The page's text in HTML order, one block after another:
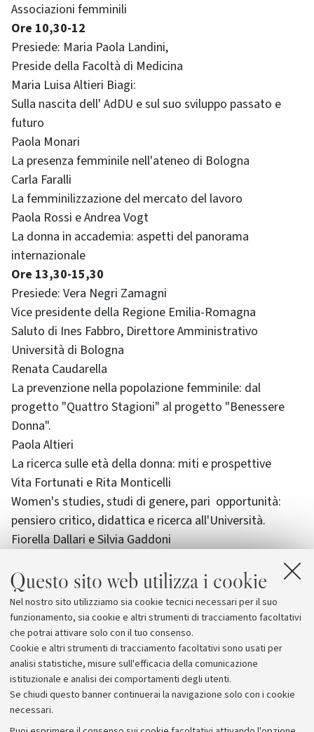
Questo sito web utilizza i cookie
Nel nostro sito utilizziamo sia cookie tecnici necessari per il suo
funzionamento, sia cookie e altri strumenti di tracciamento facoltativi
che potrai attivare solo con il tuo consenso.
Cookie e altri strumenti di tracciamento facoltativi sono usati per
analisi statistiche, misure sull'efficacia della comunicazione
istituzionale e analisi dei comportamenti degli utenti.
Se chiudi questo banner continuerai la navigazione solo con i cookie
necessari.
Associazioni femminili
Ore 10,30-12
Presiede: Maria Paola Landini,
Preside della Facoltà di Medicina
Maria Luisa Altieri Biagi:
Sulla nascita dell' AdDU e sul suo sviluppo passato e
futuro
Paola Monari
La presenza femminile nell'ateneo di Bologna
Carla Faralli
La femminilizzazione del mercato del lavoro
Paola Rossi e Andrea Vogt
La donna in accademia: aspetti del panorama
internazionale
Ore 13,30-15,30
Presiede: Vera Negri Zamagni
Vice presidente della Regione Emilia-Romagna
Saluto di Ines Fabbro, Direttore Amministrativo
Università di Bologna
Renata Caudarella
La prevenzione nella popolazione femminile: dal
progetto "Quattro Stagioni" al progetto "Benessere
Donna".
Paola Altieri
La ricerca sulle età della donna: miti e prospettive
Vita Fortunati e Rita Monticelli
Women's studies, studi di genere, pari opportunità:
pensiero critico, didattica e ricerca all'Università.
Fiorella Dallari e Silvia Gaddoni
Alessandra Bonoli
Dieci anni di AdDU dalla prospettiva di una ricercatrice
Archivio